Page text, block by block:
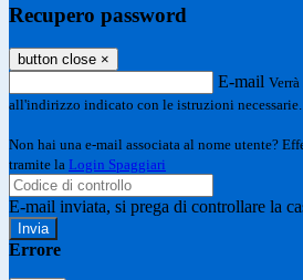
Recupero password
button close ×
E-mail
all'indirizzo indicato con le istruzioni necessarie.
Non hai una e-mail associata al nome utente?
tramite la Login Spaggiari
E-mail inviata, si prega di controllare la
Errore